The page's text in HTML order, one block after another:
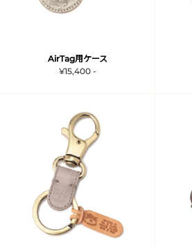
AirTag用ケース
¥15,400 -